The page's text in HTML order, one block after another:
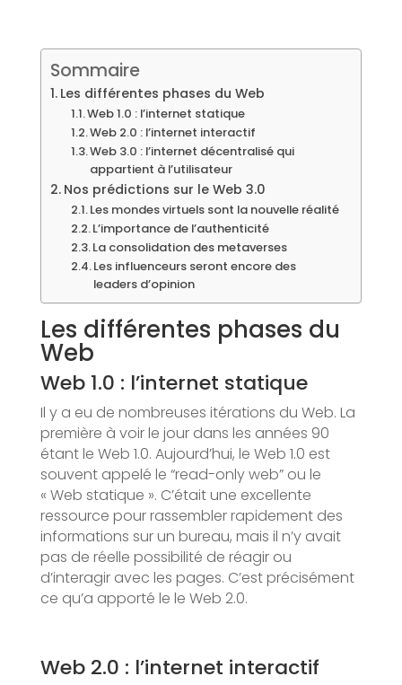
Sommaire
Les différentes phases du Web
Web 1.0 : l’internet statique
Web 2.0 : l’internet interactif
Web 3.0 : l’internet décentralisé qui
appartient à l’utilisateur
Nos prédictions sur le Web 3.0
Les mondes virtuels sont la nouvelle réalité
L’importance de l’authenticité
La consolidation des metaverses
Les influenceurs seront encore des
leaders d’opinion
Les différentes phases du
Web
Web 1.0 : l’internet statique
Il y a eu de nombreuses itérations du Web. La
première à voir le jour dans les années 90
étant le Web 1.0. Aujourd’hui, le Web 1.0 est
souvent appelé le “read-only web” ou le
« Web statique ». C’était une excellente
ressource pour rassembler rapidement des
informations sur un bureau, mais il n’y avait
pas de réelle possibilité de réagir ou
d’interagir avec les pages. C’est précisément
ce qu’a apporté le le Web 2.0.
Web 2.0 : l’internet interactif